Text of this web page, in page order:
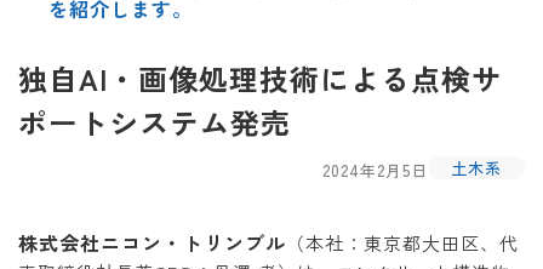
を紹介します。
独自AI・画像処理技術による点検サ
ポートシステム発売
2024年2月5日 土木系
株式会社ニコン・トリンブル （本社：東京都大田区、代